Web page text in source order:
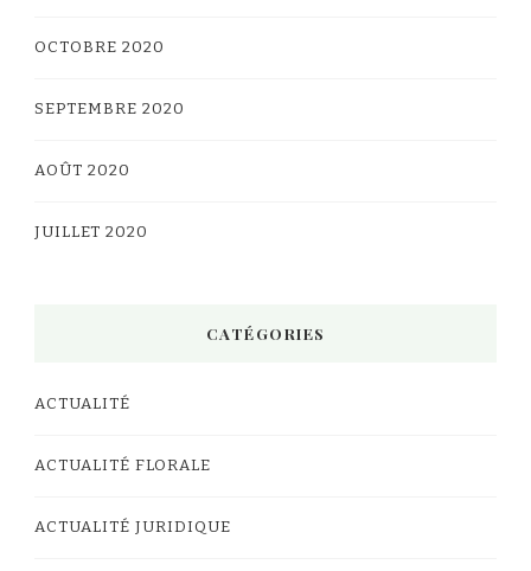
OCTOBRE 2020
SEPTEMBRE 2020
AOÛT 2020
JUILLET 2020
CATÉGORIES
ACTUALITÉ
ACTUALITÉ FLORALE
ACTUALITÉ JURIDIQUE